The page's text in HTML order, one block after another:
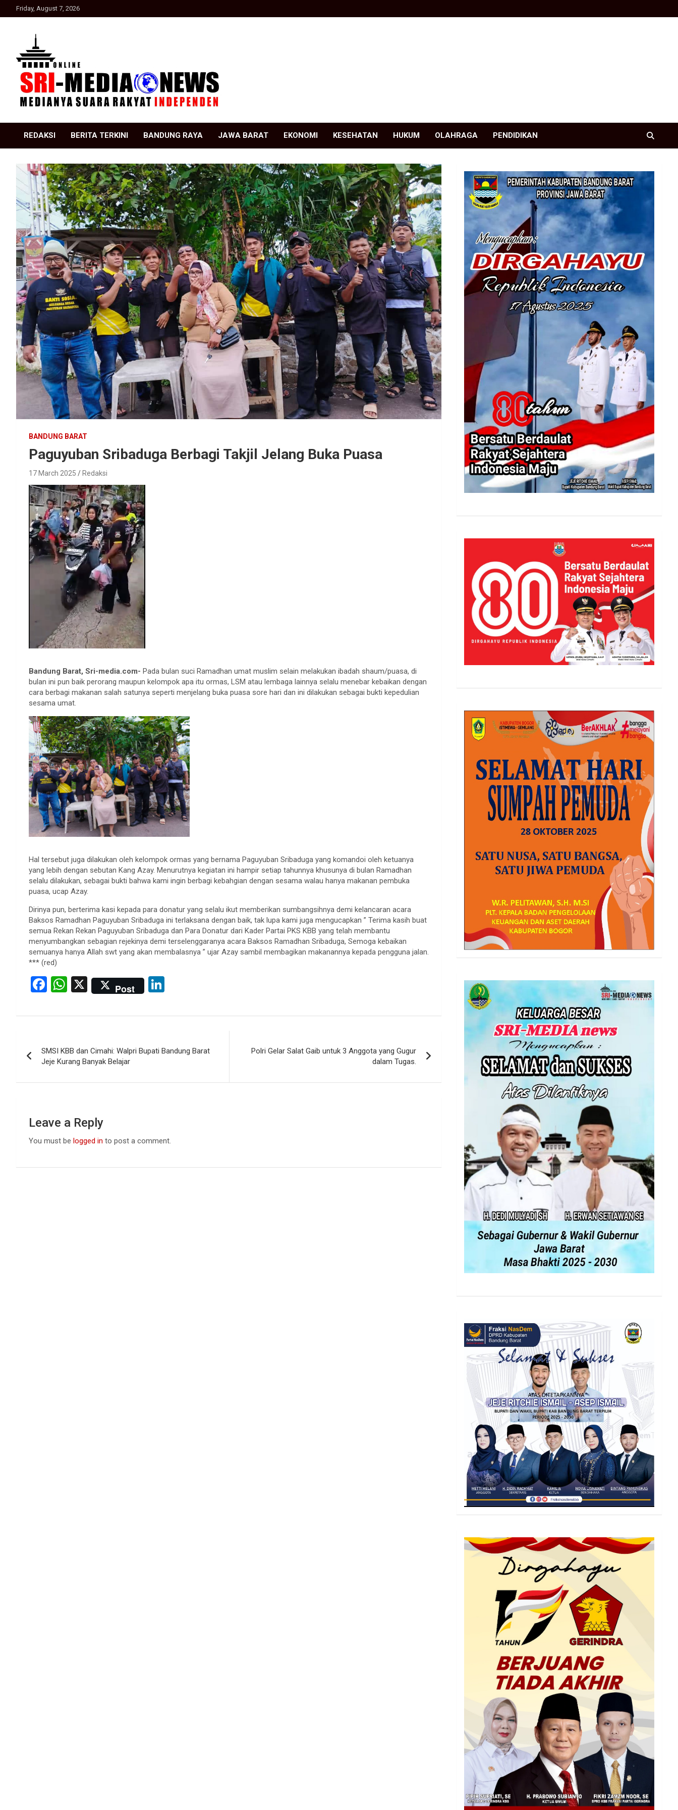
to
Friday, August 7, 2026
SRI Media news
REDAKSI BERITA TERKINI BANDUNG RAYA JAWA BARAT EKONOMI KESEHATAN HUKUM OLAHRAGA PENDIDIKAN
BANDUNG BARAT
Paguyuban Sribaduga Berbagi Takjil Jelang Buka Puasa
17 March 2025 Redaksi
Bandung Barat, Sri-media.com- Pada bulan suci Ramadhan umat muslim selain melakukan ibadah shaum/puasa, di
bulan ini pun baik perorang maupun kelompok apa itu ormas, LSM atau lembaga lainnya selalu menebar kebaikan dengan
cara berbagi makanan salah satunya seperti menjelang buka puasa sore hari dan ini dilakukan sebagai bukti kepedulian
sesama umat.
Hal tersebut juga dilakukan oleh kelompok ormas yang bernama Paguyuban Sribaduga yang komandoi oleh ketuanya
yang lebih dengan sebutan Kang Azay. Menurutnya kegiatan ini hampir setiap tahunnya khusunya di bulan Ramadhan
selalu dilakukan, sebagai bukti bahwa kami ingin berbagi kebahgian dengan sesama walau hanya makanan pembuka
puasa, ucap Azay.
Dirinya pun, berterima kasi kepada para donatur yang selalu ikut memberikan sumbangsihnya demi kelancaran acara
Baksos Ramadhan Paguyuban Sribaduga ini terlaksana dengan baik, tak lupa kami juga mengucapkan ” Terima kasih buat
semua Rekan Rekan Paguyuban Sribaduga dan Para Donatur dari Kader Partai PKS KBB yang telah membantu
menyumbangkan sebagian rejekinya demi terselenggaranya acara Baksos Ramadhan Sribaduga, Semoga kebaikan
semuanya hanya Allah swt yang akan membalasnya ” ujar Azay sambil membagikan makanannya kepada pengguna jalan.
*** (red)
F
ce
o
o
k
W
at
A
p
p
X Post
ke
n
navigation
SMSI KBB dan Cimahi: Walpri Bupati Bandung Barat
Jeje Kurang Banyak Belajar
Polri Gelar Salat Gaib untuk 3 Anggota yang Gugur
dalam Tugas.
Leave a Reply
You must be logged in to post a comment.